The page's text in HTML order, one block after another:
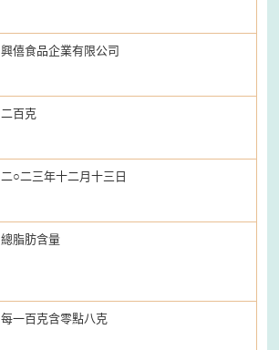
興僖食品企業有限公司
二百克
二○二三年十二月十三日
總脂肪含量
每一百克含零點八克